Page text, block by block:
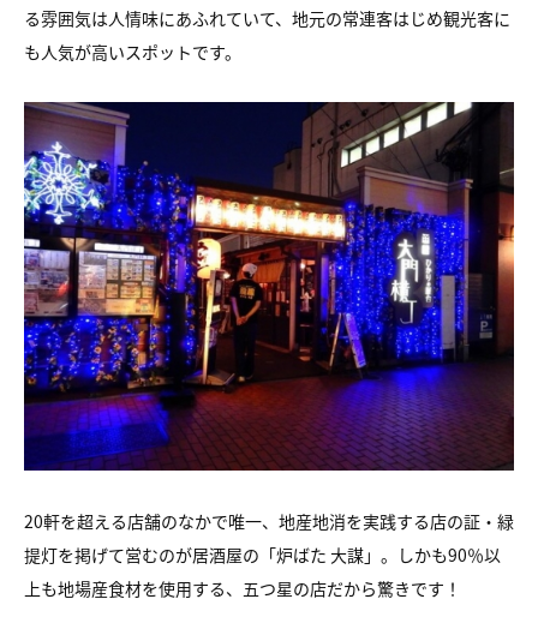
る雰囲気は人情味にあふれていて、地元の常連客はじめ観光客に
も人気が高いスポットです。
20軒を超える店舗のなかで唯一、地産地消を実践する店の証・緑
提灯を掲げて営むのが居酒屋の「炉ばた 大謀」。しかも90％以
上も地場産食材を使用する、五つ星の店だから驚きです！